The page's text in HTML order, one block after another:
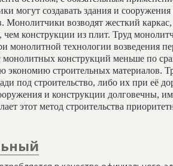
могут создавать здания и
Монолитчики возводят жесткий
чем конструкции из плит. Труд
монолитной технологии возведения
монолитных конструкций меньше по
экономию строительных материалов.
под строительство, либо их при её
и конструкции долговечны,
этот метод строительства